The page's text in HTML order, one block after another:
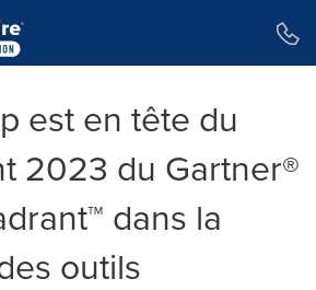
est en tête du
2023 du Gartner®
dans la
outils